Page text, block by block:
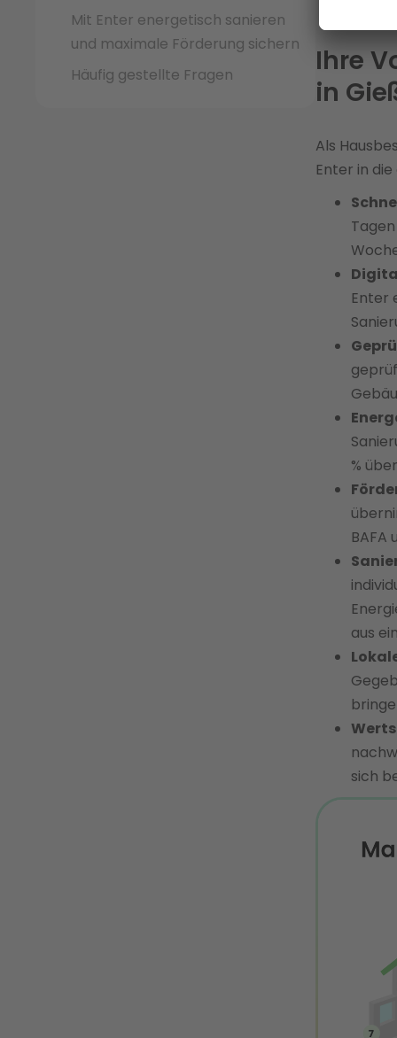
Mit Enter energetisch sanieren
und maximale Förderung sichern
Häufig gestellte Fragen
Ihre
in
Als
Enter in
Enter
%
BAFA
aus
sich